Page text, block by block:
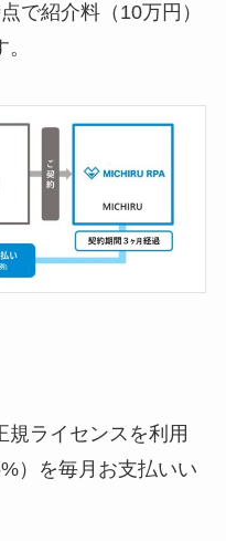
で紹介料（10万円）
規ライセンスを利用
）を毎月お支払いい